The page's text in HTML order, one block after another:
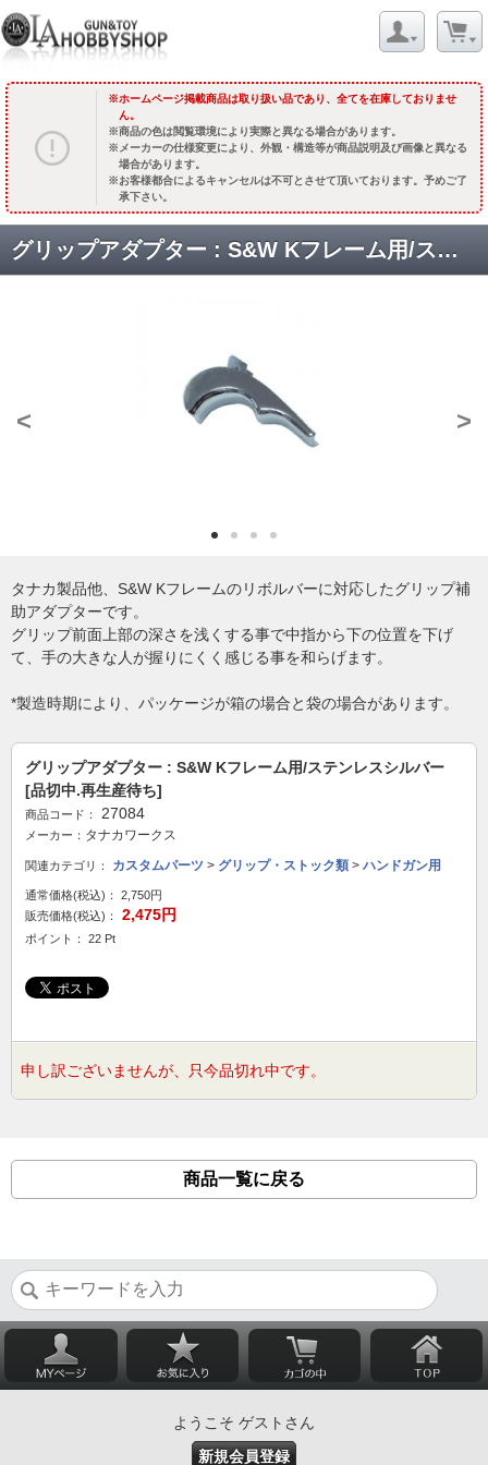
ホームページ掲載商品は取り扱い品であり、全てを在庫しておりませ
ん。
商品の色は閲覧環境により実際と異なる場合があります。
メーカーの仕様変更により、外観・構造等が商品説明及び画像と異なる
場合があります。
お客様都合によるキャンセルは不可とさせて頂いております。予めご了
承下さい。
グリップアダプター : S&W Kフレーム用/ステンレスシルバー [品切中.再生産待ち]
< >
タナカ製品他、S&W Kフレームのリボルバーに対応したグリップ補
助アダプターです。
グリップ前面上部の深さを浅くする事で中指から下の位置を下げ
て、手の大きな人が握りにくく感じる事を和らげます。
*製造時期により、パッケージが箱の場合と袋の場合があります。
グリップアダプター : S&W Kフレーム用/ステンレスシルバー
[品切中.再生産待ち]
商品コード： 27084
メーカー： タナカワークス
関連カテゴリ： カスタムパーツ > グリップ・ストック類 > ハンドガン用
通常価格(税込)：
2,750円
販売価格(税込)：
2,475円
ポイント： 22 Pt
申し訳ございませんが、只今品切れ中です。
商品一覧に戻る
ようこそ ゲストさん
新規会員登録